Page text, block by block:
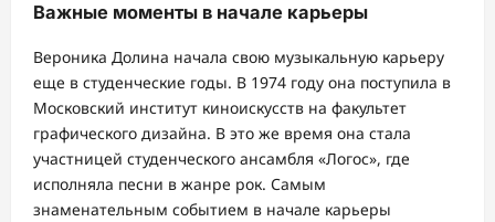
Важные моменты в начале карьеры
Вероника Долина начала свою музыкальную карьеру
еще в студенческие годы. В 1974 году она поступила в
Московский институт киноискусств на факультет
графического дизайна. В это же время она стала
участницей студенческого ансамбля «Логос», где
исполняла песни в жанре рок. Самым
знаменательным событием в начале карьеры